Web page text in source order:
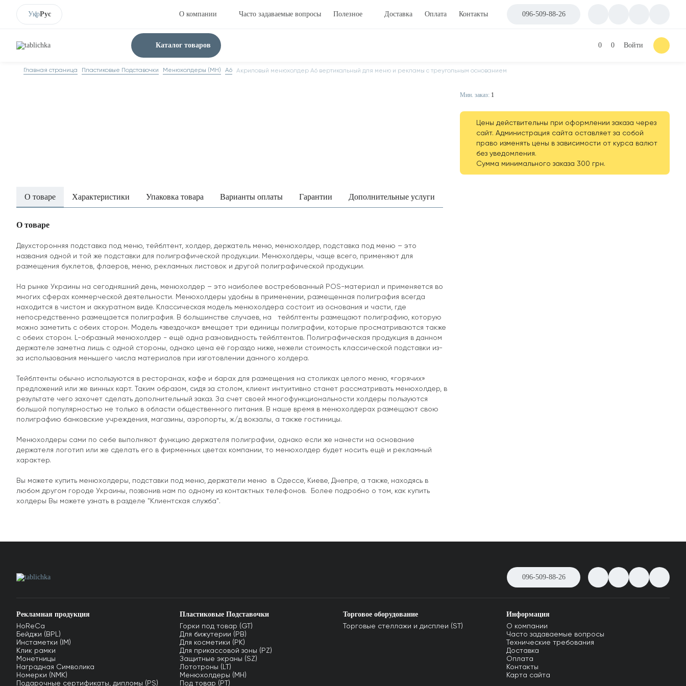
УкрРус О компании Часто задаваемые вопросы Полезное Доставка Оплата Контакты 096-509-88-26
Каталог товаров 0 0 Войти
Главная страница Пластиковые Подставочки Менюхолдеры (MH) А6 Акриловый менюхолдер А6 вертикальный для меню и рекламы с треугольным основанием
Мин. заказ: 1
Цены действительны при оформлении заказа через
сайт. Администрация сайта оставляет за собой
право изменять цены в зависимости от курса валют
без уведомления.
Сумма минимального заказа 300 грн.
О товаре Характеристики Упаковка товара Варианты оплаты Гарантии Дополнительные услуги
О товаре
Двухсторонняя подставка под меню, тейблтент, холдер, держатель меню, менюхолдер, подставка под меню – это
названия одной и той же подставки для полиграфической продукции. Менюхолдеры, чаще всего, применяют для
размещения буклетов, флаеров, меню, рекламных листовок и другой полиграфической продукции.
На рынке Украины на сегодняшний день, менюхолдер – это наиболее востребованный POS-материал и применяется во
многих сферах коммерческой деятельности. Менюхолдеры удобны в применении, размещенная полиграфия всегда
находится в чистом и аккуратном виде. Классическая модель менюхолдера состоит из основания и части, где
непосредственно размещается полиграфия. В большинстве случаев, на тейблтенты размещают полиграфию, которую
можно заметить с обеих сторон. Модель «звездочка» вмещает три единицы полиграфии, которые просматриваются также
с обеих сторон. L-образный менюхолдер - ещё одна разновидность тейблтентов. Полиграфическая продукция в данном
держателе заметна лишь с одной стороны, однако цена её гораздо ниже, нежели стоимость классической подставки из-
за использования меньшего числа материалов при изготовлении данного холдера.
Тейблтенты обычно используются в ресторанах, кафе и барах для размещения на столиках целого меню, «горячих»
предложений или же винных карт. Таким образом, сидя за столом, клиент интуитивно станет рассматривать менюхолдер, в
результате чего захочет сделать дополнительный заказ. За счет своей многофункциональности холдеры пользуются
большой популярностью не только в области общественного питания. В наше время в менюхолдерах размещают свою
полиграфию банковские учреждения, магазины, аэропорты, ж/д вокзалы, а также гостиницы.
Менюхолдеры сами по себе выполняют функцию держателя полиграфии, однако если же нанести на основание
держателя логотип или же сделать его в фирменных цветах компании, то менюхолдер будет носить ещё и рекламный
характер.
Вы можете купить менюхолдеры, подставки под меню, держатели меню в Одессе, Киеве, Днепре, а также, находясь в
любом другом городе Украины, позвонив нам по одному из контактных телефонов. Более подробно о том, как купить
холдеры Вы можете узнать в разделе "Клиентская служба".
096-509-88-26
Рекламная продукция
HoReCa
Бейджи (BPL)
Инстаметки (IM)
Клик рамки
Монетницы
Наградная Символика
Номерки (NMK)
Подарочные сертификаты, дипломы (PS)
Пластиковые Подставочки
Горки под товар (GT)
Для бижутерии (PB)
Для косметики (PK)
Для прикассовой зоны (PZ)
Защитные экраны (SZ)
Лототроны (LT)
Менюхолдеры (MH)
Под товар (PT)
Торговое оборудование
Торговые стеллажи и дисплеи (ST)
Информация
О компании
Часто задаваемые вопросы
Технические требования
Доставка
Оплата
Контакты
Карта сайта